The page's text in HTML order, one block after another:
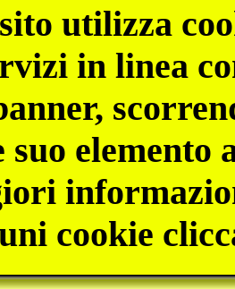
utilizza
in linea
elemento
cookie